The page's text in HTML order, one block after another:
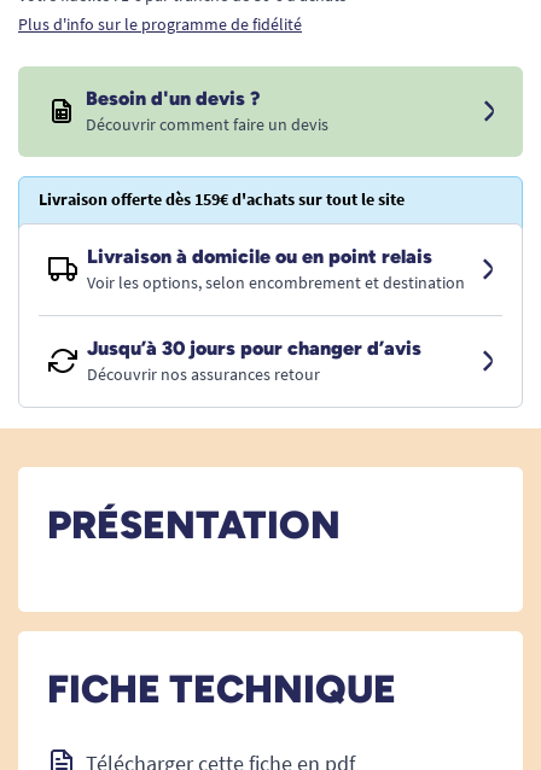
Plus d'info sur le programme de fidélité
Besoin d'un devis ?
Découvrir comment faire un devis
Livraison offerte dès 159€ d'achats sur tout le site
Livraison à domicile ou en point relais
Voir les options, selon encombrement et destination
Jusqu’à 30 jours pour changer d’avis
Découvrir nos assurances retour
PRÉSENTATION
FICHE TECHNIQUE
Télécharger cette fiche en pdf